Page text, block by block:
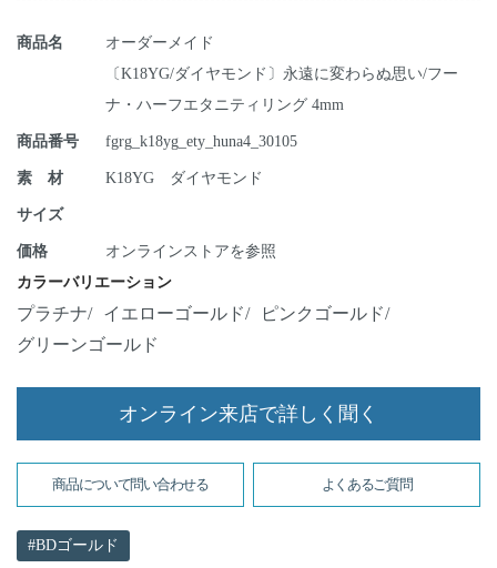
商品名
オーダーメイド
〔K18YG/ダイヤモンド〕永遠に変わらぬ思い/フー
ナ・ハーフエタニティリング 4mm
商品番号 fgrg_k18yg_ety_huna4_30105
素 材 K18YG ダイヤモンド
サイズ
価格
オンラインストアを参照
カラーバリエーション
プラチナ イエローゴールド
ピンクゴールド
グリーンゴールド
オンライン来店で詳しく聞く
商品について問い合わせる よくあるご質問
BDゴールド